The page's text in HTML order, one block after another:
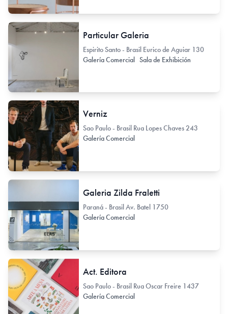
Particular Galeria
Espirito Santo - Brasil Eurico de Aguiar 130
Galería Comercial Sala de Exhibición
Verniz
Sao Paulo - Brasil Rua Lopes Chaves 243
Galería Comercial
Galeria Zilda Fraletti
Paraná - Brasil Av. Batel 1750
Galería Comercial
Act. Editora
Sao Paulo - Brasil Rua Oscar Freire 1437
Galería Comercial